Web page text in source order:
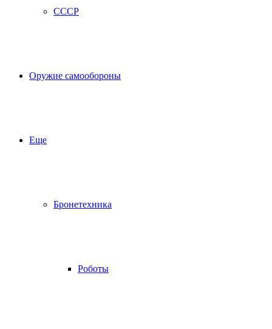
СССР
Оружие самообороны
Еще
Бронетехника
Роботы